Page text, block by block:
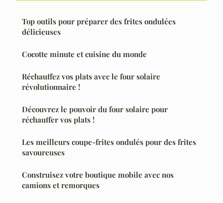
Top outils pour préparer des frites ondulées
délicieuses
Cocotte minute et cuisine du monde
Réchauffez vos plats avec le four solaire
révolutionnaire !
Découvrez le pouvoir du four solaire pour
réchauffer vos plats !
Les meilleurs coupe-frites ondulés pour des frites
savoureuses
Construisez votre boutique mobile avec nos
camions et remorques